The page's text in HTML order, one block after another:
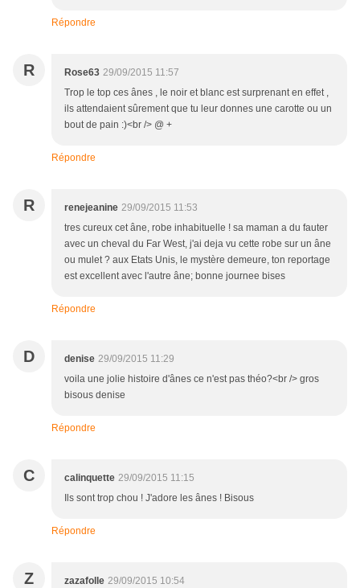
Répondre
R Rose63 29/09/2015 11:57
Trop le top ces ânes , le noir et blanc est surprenant en effet ,
ils attendaient sûrement que tu leur donnes une carotte ou un
bout de pain :)<br /> @ +
Répondre
R renejeanine 29/09/2015 11:53
tres cureux cet âne, robe inhabituelle ! sa maman a du fauter
avec un cheval du Far West, j'ai deja vu cette robe sur un âne
ou mulet ? aux Etats Unis, le mystère demeure, ton reportage
est excellent avec l'autre âne; bonne journee bises
Répondre
D denise 29/09/2015 11:29
voila une jolie histoire d'ânes ce n'est pas théo?<br /> gros
bisous denise
Répondre
C calinquette 29/09/2015 11:15
Ils sont trop chou ! J'adore les ânes ! Bisous
Répondre
Z zazafolle 29/09/2015 10:54